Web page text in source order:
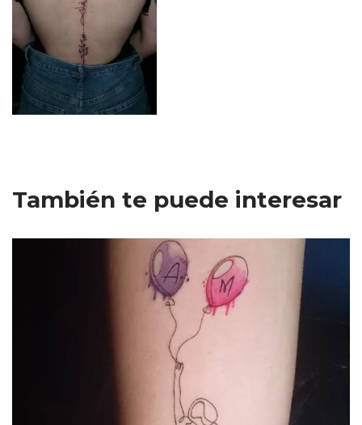
También te puede interesar